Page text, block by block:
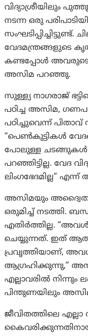
വിദ്യാശ്രീയിലും
നടന്ന ഒരു
സംഘടിപ്പിച്ചിട്ടുണ്ട്.
വേദമന്ത്രങ്ങളുടെ
കണ്ടപ്പോൾ അവരുടെ
അസിമ പറഞ്ഞു.
സുള്ള്യ നാഗരാജ്
പഠിച്ച അസിമ,
പഠിച്ചുവെന്ന്
“പെൺകുട്ടികൾ
പോലുള്ള ചടങ്ങുകൾ
പറഞ്ഞിട്ടില്ല. വേദ
ലിംഗഭേദമില്ല” എന്ന്
അസിമയും
ഒരുമിച്ച് നടത്തി.
എതിർത്തില്ല.
ചെയ്യുന്നത്. ഇത്
പ്രവൃത്തിയാണ്,
ആഗ്രഹിക്കുന്നു,”
എല്ലാവരിൽ നിന്നും
പിന്തുണയിലും അസിമ
ജീവിതത്തിലെ എല്ലാ